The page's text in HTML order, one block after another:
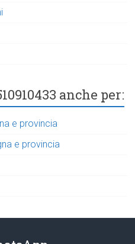
anche per:
e provincia
e provincia